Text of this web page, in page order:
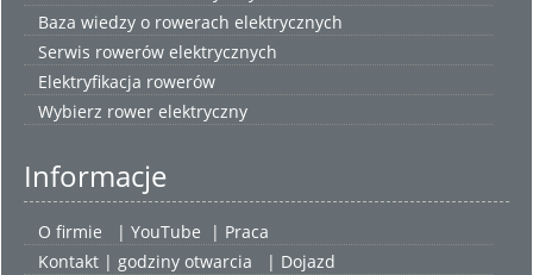
Baza wiedzy o rowerach elektrycznych
Serwis rowerów elektrycznych
Elektryfikacja rowerów
Wybierz rower elektryczny
Informacje
O firmie | YouTube | Praca
Kontakt | godziny otwarcia
| Dojazd